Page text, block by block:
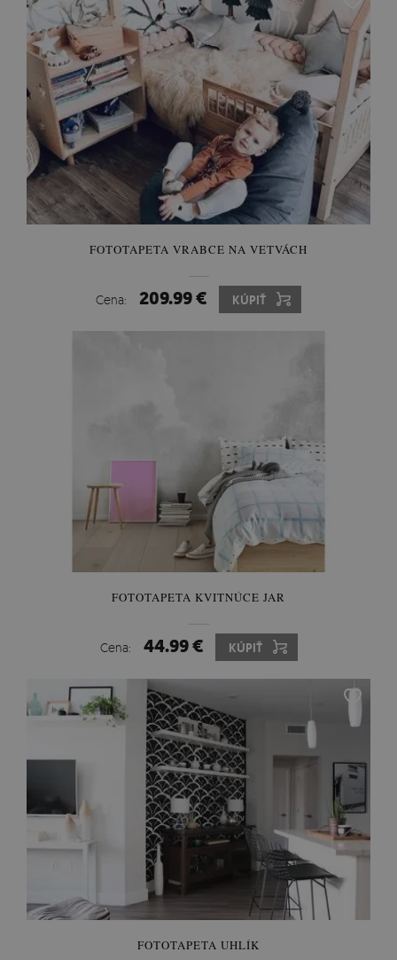
FOTOTAPETA VRABCE NA VETVÁCH
Cena: 209.99 € KÚPIŤ
FOTOTAPETA KVITNÚCE JAR
Cena: 44.99 € KÚPIŤ
FOTOTAPETA UHLÍK